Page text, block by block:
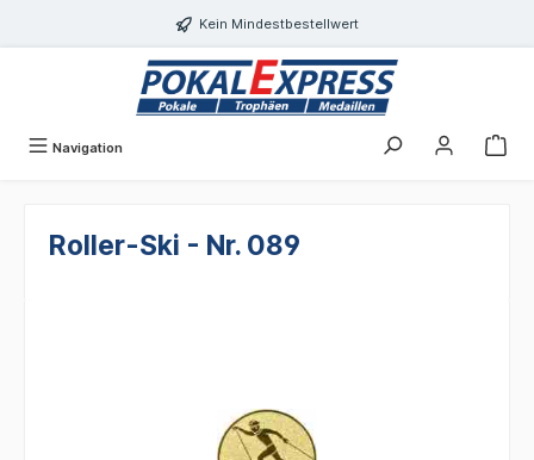
Kein Mindestbestellwert
Navigation
Roller-Ski - Nr. 089